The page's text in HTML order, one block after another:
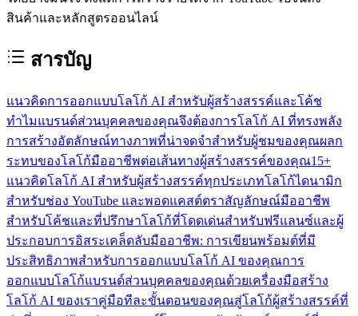
สินค้าและหลักสูตรออนไลน์
สารบัญ
แนวคิดการออกแบบโลโก้ AI สำหรับผู้สร้างสรรค์และโค้ช
ทำไมแบรนด์ส่วนบุคคลของคุณจึงต้องการโลโก้ AI ที่ทรงพลัง
การสร้างอัตลักษณ์ทางภาพที่น่าจดจำสำหรับผู้ชมของคุณผลก
ระทบของโลโก้มืออาชีพต่อเส้นทางผู้สร้างสรรค์ของคุณ15+
แนวคิดโลโก้ AI สำหรับผู้สร้างสรรค์ทุกประเภทโลโก้ไดนามิก
สำหรับช่อง YouTube และพอดแคสต์ตราสัญลักษณ์มืออาชีพ
สำหรับโค้ชและที่ปรึกษาโลโก้ที่โดดเด่นสำหรับฟรีแลนซ์และผู้
ประกอบการอิสระเคล็ดลับมืออาชีพ: การเขียนพร้อมต์ที่มี
ประสิทธิภาพสำหรับการออกแบบโลโก้ AI ของคุณการ
ออกแบบโลโก้แบรนด์ส่วนบุคคลของคุณด้วยเครื่องมือสร้าง
โลโก้ AI ของเราคู่มือทีละขั้นตอนของคุณสู่โลโก้ผู้สร้างสรรค์ที่